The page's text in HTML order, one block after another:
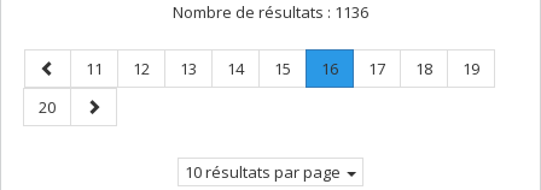
Nombre de résultats : 1136
Page
précédente
Page
11 Page
12 Page
13 Page
14 Page
15 Page
16.
Page
Page
17 Page
18 Page
19
Page
20
Page
suivante
10 résultats par page